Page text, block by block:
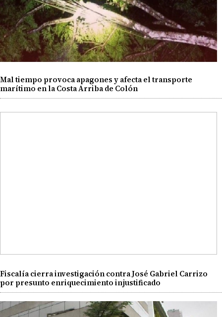
Mal tiempo provoca apagones y afecta el transporte
marítimo en la Costa Arriba de Colón
Fiscalía cierra investigación contra José Gabriel Carrizo
por presunto enriquecimiento injustificado